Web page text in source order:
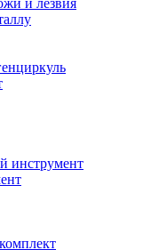
и лезвия
инструмент